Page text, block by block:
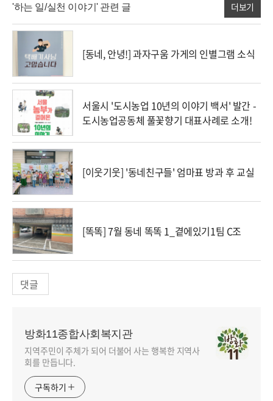
'하는 일/실천 이야기' 관련 글 더보기
[동네, 안녕!] 과자구움 가게의 인별그램 소식
서울시 '도시농업 10년의 이야기 백서' 발간 -
도시농업공동체 풀꽃향기 대표사례로 소개!
[이웃기웃] '동네친구들' 엄마표 방과 후 교실
[똑똑] 7월 동네 똑똑 1_곁에있기1팀 C조
댓글
방화11종합사회복지관
지역주민이 주체가 되어 더불어 사는 행복한 지역사
회를 만듭니다.
구독하기